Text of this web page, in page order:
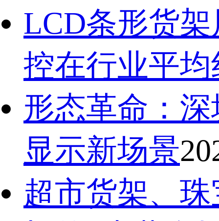
LCD条形货
控在行业平
形态革命：
显示新场景
超市货架、